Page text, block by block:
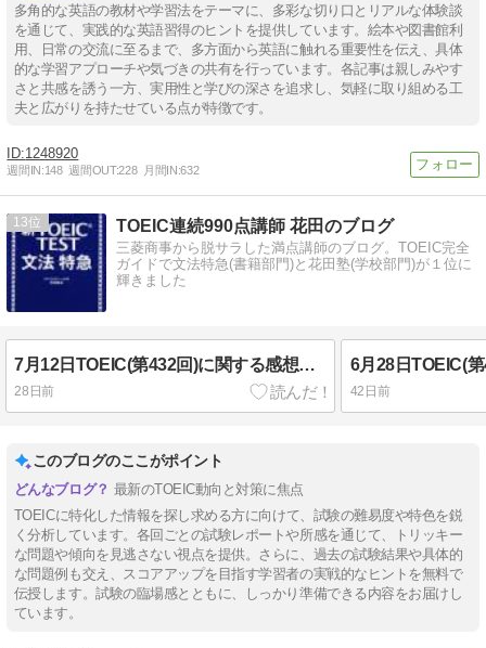
多角的な英語の教材や学習法をテーマに、多彩な切り口とリアルな体験談
を通じて、実践的な英語習得のヒントを提供しています。絵本や図書館利
用、日常の交流に至るまで、多方面から英語に触れる重要性を伝え、具体
的な学習アプローチや気づきの共有を行っています。各記事は親しみやす
さと共感を誘う一方、実用性と学びの深さを追求し、気軽に取り組める工
夫と広がりを持たせている点が特徴です。
1248920
週間IN:148 週間OUT:228 月間IN:632
13 TOEIC連続990点講師 花田のブログ
三菱商事から脱サラした満点講師のブログ。TOEIC完全
ガイドで文法特急(書籍部門)と花田塾(学校部門)が１位に
輝きました
7月12日TOEIC(第432回)に関する感想・難易度・速報 午前の部
28日前 42日前
このブログのここがポイント
最新のTOEIC動向と対策に焦点
TOEICに特化した情報を探し求める方に向けて、試験の難易度や特色を鋭
く分析しています。各回ごとの試験レポートや所感を通じて、トリッキー
な問題や傾向を見逃さない視点を提供。さらに、過去の試験結果や具体的
な問題例も交え、スコアアップを目指す学習者の実戦的なヒントを無料で
伝授します。試験の臨場感とともに、しっかり準備できる内容をお届けし
ています。